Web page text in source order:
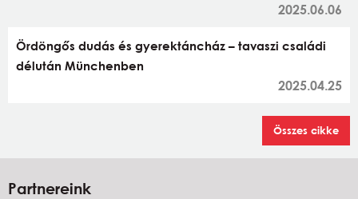
2025.06.06
Ördöngős dudás és gyerektáncház – tavaszi családi
délután Münchenben
2025.04.25
Összes cikke
Partnereink